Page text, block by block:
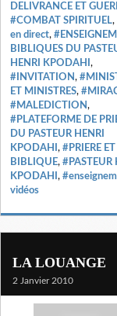
DELIVRANCE ET
#COMBAT SPIRITUEL,
en direct,
BIBLIQUES DU
HENRI KPODAHI ,
#INVITATION,
ET MINISTRES,
#MALEDICTION,
#PLATEFORME DE
DU PASTEUR HENRI
KPODAHI , #PRIERE
BIBLIQUE, #PASTEUR
KPODAHI ,
vidéos
LA LOUANGE
2 Janvier 2010